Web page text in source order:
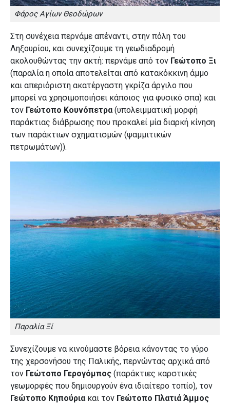
Φάρος Αγίων Θεοδώρων
Στη συνέχεια περνάμε απέναντι, στην πόλη του
Ληξουρίου, και συνεχίζουμε τη γεωδιαδρομή
ακολουθώντας την ακτή: περνάμε από τον Γεώτοπο Ξι
(παραλία η οποία αποτελείται από κατακόκκινη άμμο
και απεριόριστη ακατέργαστη γκρίζα άργιλο που
μπορεί να χρησιμοποιήσει κάποιος για φυσικό σπα) και
τον Γεώτοπο Κουνόπετρα(υπολειμματική μορφή
παράκτιας διάβρωσης που προκαλεί μία διαρκή κίνηση
των παράκτιων σχηματισμών (ψαμμιτικών
πετρωμάτων)).
Παραλία Ξί
Συνεχίζουμε να κινούμαστε βόρεια κάνοντας το γύρο
της χερσονήσου της Παλικής, περνώντας αρχικά από
τον Γεώτοπο Γερογόμπος (παράκτιες καρστικές
γεωμορφές που δημιουργούν ένα ιδιαίτερο τοπίο), τον
Γεώτοπο Κηπούρια και τον Γεώτοπο Πλατιά Άμμος